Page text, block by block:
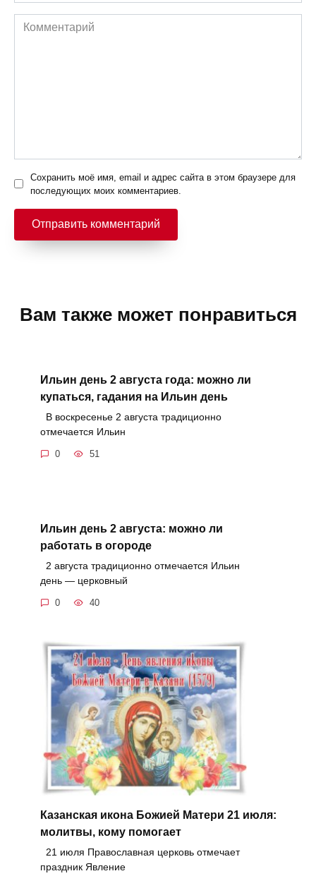
Комментарий
Сохранить моё имя, email и адрес сайта в этом браузере для
последующих моих комментариев.
Вам также может понравиться
Ильин день 2 августа года: можно ли
купаться, гадания на Ильин день
В воскресенье 2 августа традиционно
отмечается Ильин
0 51
Ильин день 2 августа: можно ли
работать в огороде
2 августа традиционно отмечается Ильин
день — церковный
0 40
Казанская икона Божией Матери 21 июля:
молитвы, кому помогает
21 июля Православная церковь отмечает
праздник Явление